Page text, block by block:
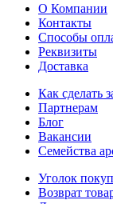
О Компании
Контакты
Способы
Реквизиты
Доставка
Как сделать
Партнерам
Блог
Вакансии
Семейства
Уголок
Возврат